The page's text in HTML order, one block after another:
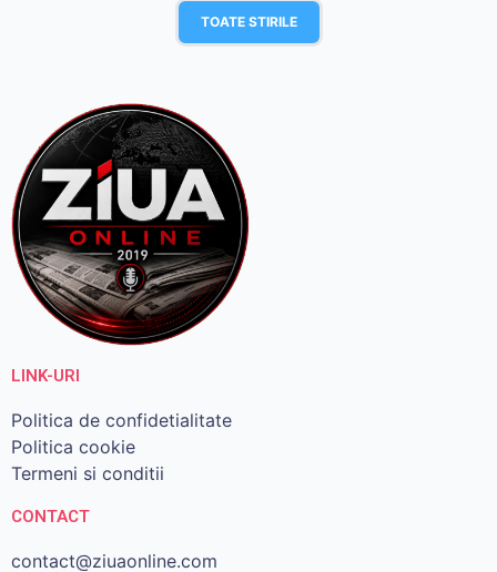
TOATE STIRILE
LINK-URI
Politica de confidetialitate
Politica cookie
Termeni si conditii
CONTACT
contact@ziuaonline.com